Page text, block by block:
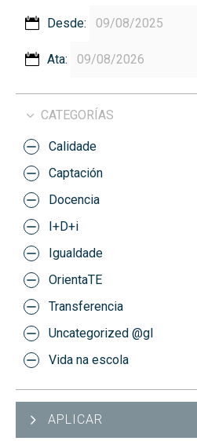
Desde:
Ata:
CATEGORÍAS
Calidade
Captación
Docencia
I+D+i
Igualdade
OrientaTE
Transferencia
Uncategorized @gl
Vida na escola
APLICAR